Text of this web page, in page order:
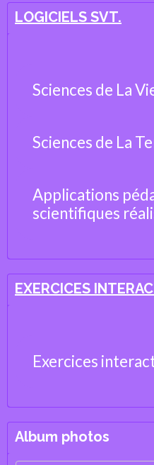
LOGICIELS SVT.
Sciences de La
Sciences de La
Applications
scientifiques
EXERCICES
Exercices
Album photos